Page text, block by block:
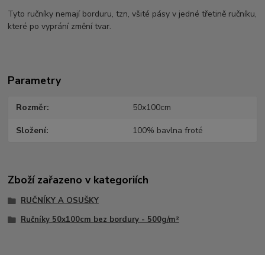
Tyto ručníky nemají borduru, tzn, všité pásy v jedné třetině ručníku,
které po vyprání změní tvar.
Parametry
Rozměr 50x100cm
Složení 100% bavlna froté
Zboží zařazeno v kategoriích
RUČNÍKY A OSUŠKY
Ručníky 50x100cm bez bordury - 500g/m²